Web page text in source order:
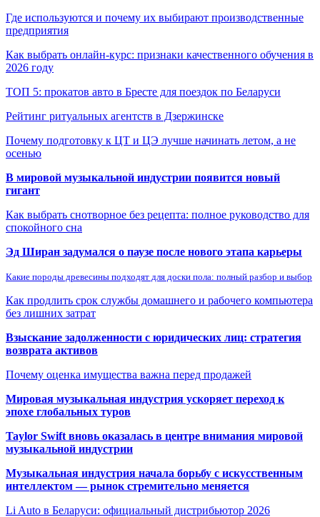
Где используются и почему их выбирают производственные
предприятия
Как выбрать онлайн-курс: признаки качественного обучения в
2026 году
ТОП 5: прокатов авто в Бресте для поездок по Беларуси
Рейтинг ритуальных агентств в Дзержинске
Почему подготовку к ЦТ и ЦЭ лучше начинать летом, а не
осенью
В мировой музыкальной индустрии появится новый
гигант
Как выбрать снотворное без рецепта: полное руководство для
спокойного сна
Эд Ширан задумался о паузе после нового этапа карьеры
Какие породы древесины подходят для доски пола: полный разбор и выбор
Как продлить срок службы домашнего и рабочего компьютера
без лишних затрат
Взыскание задолженности с юридических лиц: стратегия
возврата активов
Почему оценка имущества важна перед продажей
Мировая музыкальная индустрия ускоряет переход к
эпохе глобальных туров
Taylor Swift вновь оказалась в центре внимания мировой
музыкальной индустрии
Музыкальная индустрия начала борьбу с искусственным
интеллектом — рынок стремительно меняется
Li Auto в Беларуси: официальный дистрибьютор 2026